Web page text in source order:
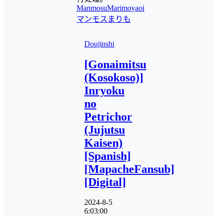
ManmosuMarimoyaoi
マンモスまりも
Doujinshi
[Gonaimitsu
(Kosokoso)]
Inryoku
no
Petrichor
(Jujutsu
Kaisen)
[Spanish]
[MapacheFansub]
[Digital]
2024-8-5
6:03:00